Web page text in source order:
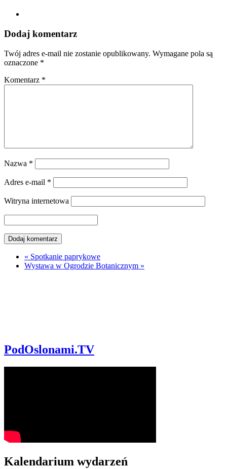
Dodaj komentarz
Twój adres e-mail nie zostanie opublikowany. Wymagane pola są
oznaczone *
Komentarz *
Nazwa *
Adres e-mail *
Witryna internetowa
« Spotkanie paprykowe
Wystawa w Ogrodzie Botanicznym »
PodOslonami.TV
Kalendarium wydarzeń